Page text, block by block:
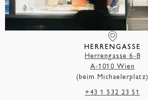
HERRENGASSE
Herrengasse 6-8
A-1010 Wien
(beim Michaelerplatz)
+43 1 532 23 51